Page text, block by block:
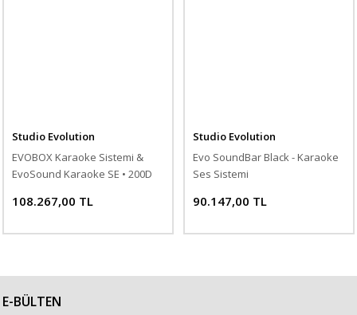
Studio Evolution
EVOBOX Karaoke Sistemi &
EvoSound Karaoke SE • 200D
108.267,00 TL
Studio Evolution
Evo SoundBar Black - Karaoke
Ses Sistemi
90.147,00 TL
E-BÜLTEN